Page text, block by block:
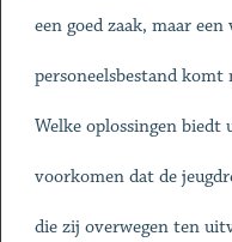
een goed zaak, maar een
personeelsbestand
Welke oplossingen
voorkomen dat de
die zij overwegen ten